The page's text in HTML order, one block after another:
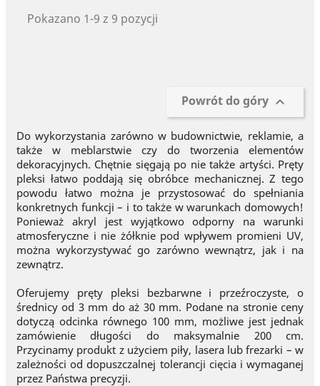
Pokazano 1-9 z 9 pozycji
Powrót do góry 
Do wykorzystania zarówno w budownictwie, reklamie, a
także w meblarstwie czy do tworzenia elementów
dekoracyjnych. Chętnie sięgają po nie także artyści. Pręty
pleksi łatwo poddają się obróbce mechanicznej. Z tego
powodu łatwo można je przystosować do spełniania
konkretnych funkcji – i to także w warunkach domowych!
Ponieważ akryl jest wyjątkowo odporny na warunki
atmosferyczne i nie żółknie pod wpływem promieni UV,
można wykorzystywać go zarówno wewnątrz, jak i na
zewnątrz.
Oferujemy pręty pleksi bezbarwne i przeźroczyste, o
średnicy od 3 mm do aż 30 mm. Podane na stronie ceny
dotyczą odcinka równego 100 mm, możliwe jest jednak
zamówienie długości do maksymalnie 200 cm.
Przycinamy produkt z użyciem piły, lasera lub frezarki – w
zależności od dopuszczalnej tolerancji cięcia i wymaganej
przez Państwa precyzji.